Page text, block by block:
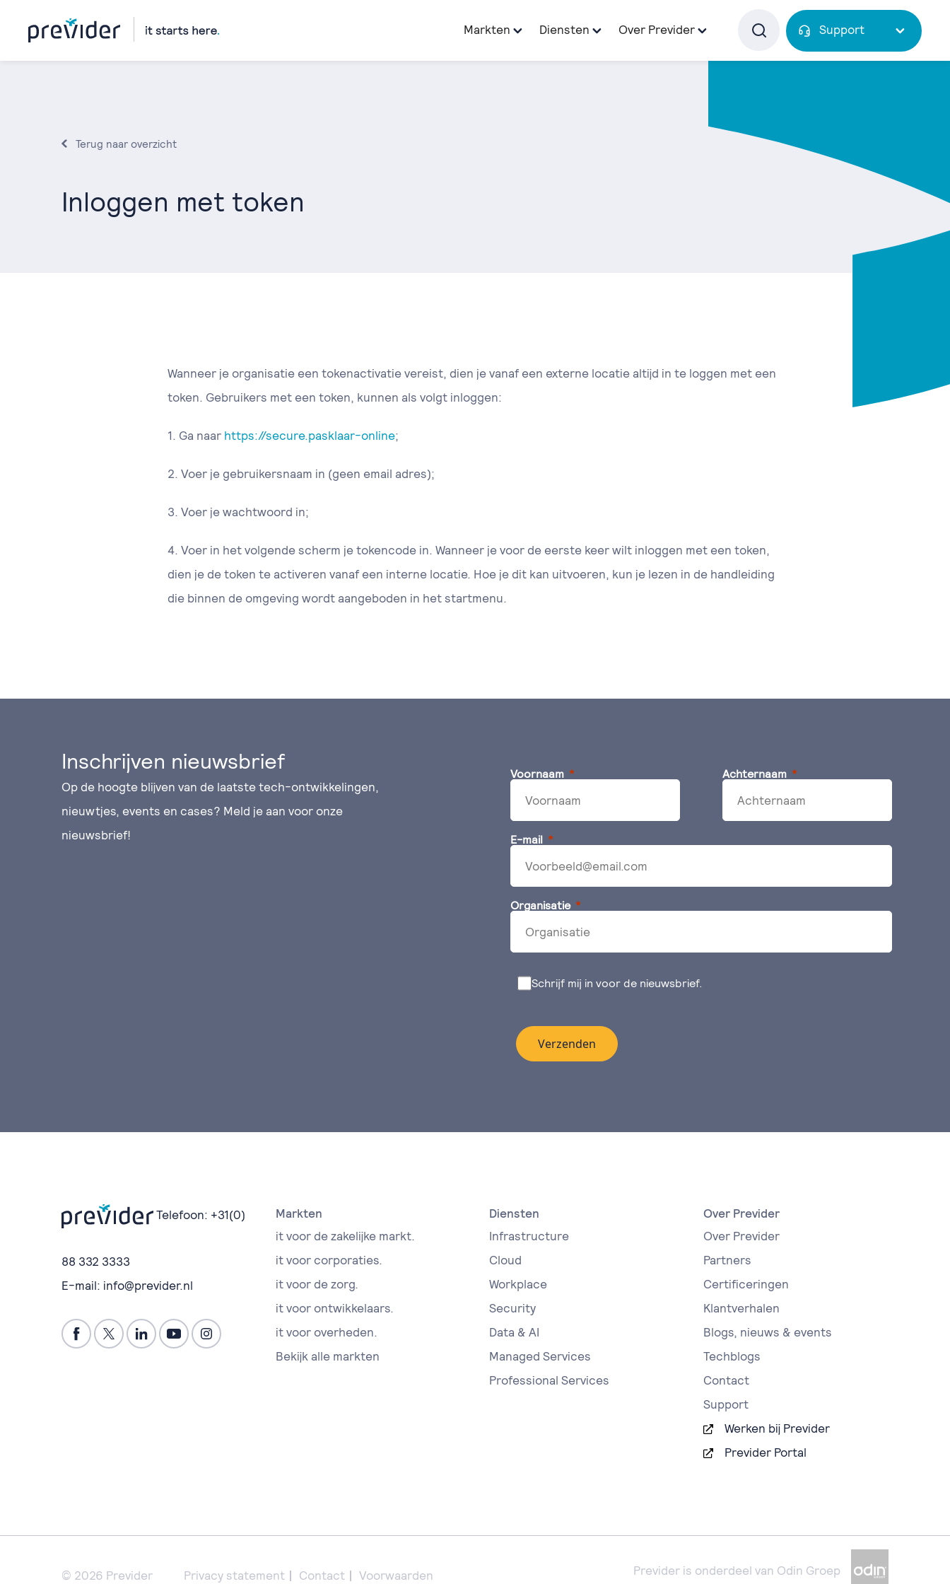
Markten Diensten Over Previder Support
Terug naar overzicht
Inloggen met token
Wanneer je organisatie een tokenactivatie vereist, dien je vanaf een externe locatie altijd in te loggen met een
token. Gebruikers met een token, kunnen als volgt inloggen:
1. Ga naar https://secure.pasklaar-online;
2. Voer je gebruikersnaam in (geen email adres);
3. Voer je wachtwoord in;
4. Voer in het volgende scherm je tokencode in. Wanneer je voor de eerste keer wilt inloggen met een token,
dien je de token te activeren vanaf een interne locatie. Hoe je dit kan uitvoeren, kun je lezen in de handleiding
die binnen de omgeving wordt aangeboden in het startmenu.
Inschrijven nieuwsbrief
Op de hoogte blijven van de laatste tech-ontwikkelingen,
nieuwtjes, events en cases? Meld je aan voor onze
nieuwsbrief!
Voornaam Achternaam
E-mail
Organisatie
Schrijf mij in voor de nieuwsbrief.
Verzenden
Telefoon: +31(0)
88 332 3333
E-mail: info@previder.nl
Markten
it voor de zakelijke markt.
it voor corporaties.
it voor de zorg.
it voor ontwikkelaars.
it voor overheden.
Bekijk alle markten
Diensten
Infrastructure
Cloud
Workplace
Security
Data & AI
Managed Services
Professional Services
Over Previder
Over Previder
Partners
Certificeringen
Klantverhalen
Blogs, nieuws & events
Techblogs
Contact
Support
Werken bij Previder
Previder Portal
© 2026 Previder Privacy statement Contact Voorwaarden Previder is onderdeel van Odin Groep